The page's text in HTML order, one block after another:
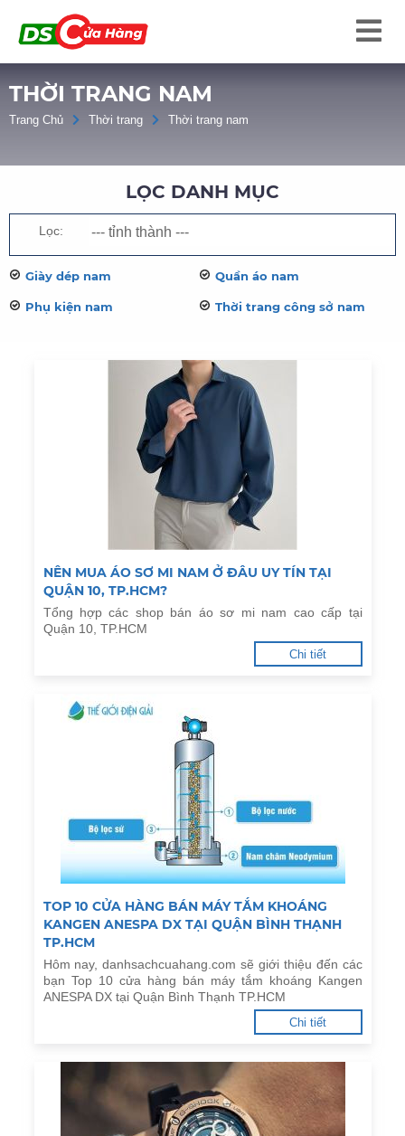
THỜI TRANG NAM
Trang Chủ Thời trang Thời trang nam
LỌC DANH MỤC
Lọc:
Giày dép nam Quần áo nam
Phụ kiện nam Thời trang công sở nam
NÊN MUA ÁO SƠ MI NAM Ở ĐÂU UY TÍN TẠI
QUẬN 10, TP.HCM?
Tổng hợp các shop bán áo sơ mi nam cao cấp tại
Quận 10, TP.HCM
Chi tiết
TOP 10 CỬA HÀNG BÁN MÁY TẮM KHOÁNG
KANGEN ANESPA DX TẠI QUẬN BÌNH THẠNH
TP.HCM
Hôm nay, danhsachcuahang.com sẽ giới thiệu đến các
bạn Top 10 cửa hàng bán máy tắm khoáng Kangen
ANESPA DX tại Quận Bình Thạnh TP.HCM
Chi tiết